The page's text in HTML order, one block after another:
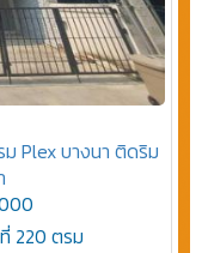
ม Plex บางนา ติดริม
220 ตรม